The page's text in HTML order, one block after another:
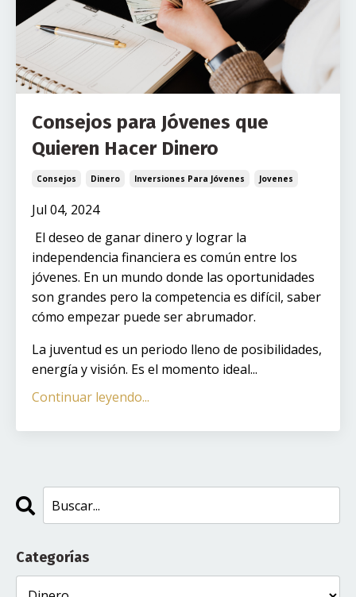
Consejos para Jóvenes que
Quieren Hacer Dinero
Consejos Dinero Inversiones Para Jóvenes Jovenes
Jul 04, 2024
El deseo de ganar dinero y lograr la
independencia financiera es común entre los
jóvenes. En un mundo donde las oportunidades
son grandes pero la competencia es difícil, saber
cómo empezar puede ser abrumador.
La juventud es un periodo lleno de posibilidades,
energía y visión. Es el momento ideal...
Continuar leyendo...
Categorías